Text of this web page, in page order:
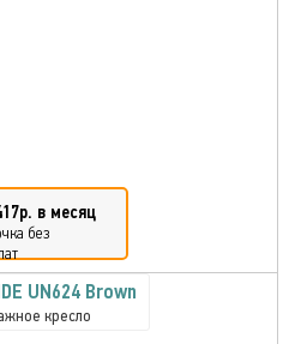
в месяц
без
UN624 Brown
кресло